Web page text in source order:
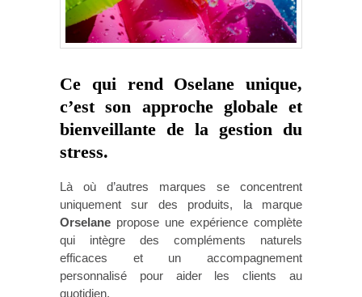
Ce qui rend Oselane unique,
c’est son approche globale et
bienveillante de la gestion du
stress.
Là où d’autres marques se concentrent
uniquement sur des produits, la marque
Orselane propose une expérience complète
qui intègre des compléments naturels
efficaces et un accompagnement
personnalisé pour aider les clients au
quotidien.